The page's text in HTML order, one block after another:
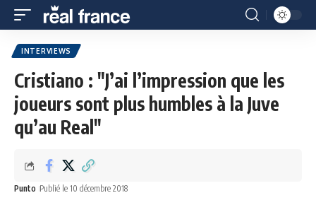
INTERVIEWS
Cristiano : "J’ai l’impression que les
joueurs sont plus humbles à la Juve
qu’au Real"
Punto Publié le 10 décembre 2018